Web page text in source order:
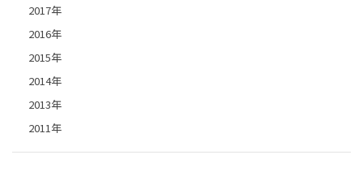
2017年
2016年
2015年
2014年
2013年
2011年